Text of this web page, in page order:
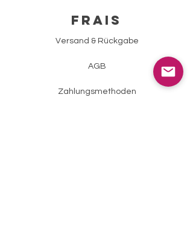
FRAIS
Versand & Rückgabe
AGB
Zahlungsmethoden